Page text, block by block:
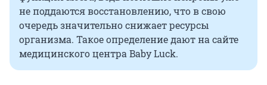
не поддаются восстановлению, что в свою
очередь значительно снижает ресурсы
организма. Такое определение дают на сайте
медицинского центра Baby Luck.